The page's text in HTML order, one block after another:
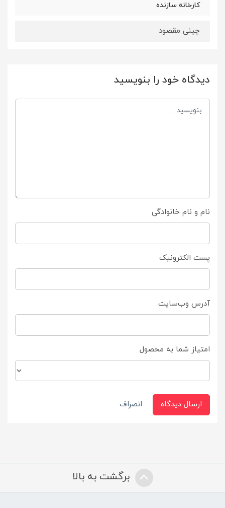
کارخانه سازنده
چینی مقصود
دیدگاه خود را بنویسید
نام و نام خانوادگی
پست الکترونیک
آدرس وب‌سایت
امتیاز شما به محصول
ارسال دیدگاه انصراف
برگشت به بالا